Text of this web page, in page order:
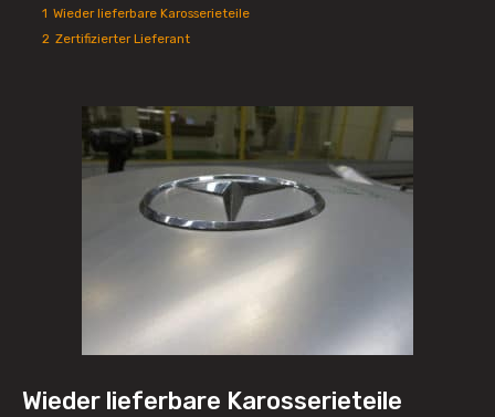
1 Wieder lieferbare Karosserieteile
2 Zertifizierter Lieferant
Wieder lieferbare Karosserieteile